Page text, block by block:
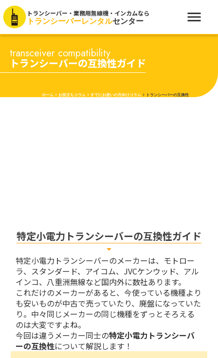
transceiver compatibility
トランシーバーの互換性ガイド
ホーム keyboard_arrow_right お役立ちコラム keyboard_arrow_right すでにお使いの方向けコラム keyboard_arrow_right トランシーバーの互換性
特定小電力トランシーバーの互換性ガイド
arrow_drop_down
特定小電力トランシーバーのメーカーは、モトロー
ラ、スタンダード、アイコム、JVCケンウッド、アル
インコ、八重洲無線など国内外に数社あります。
これだけのメーカーがあると、今使っている機種より
も安いものが中古で売っていたり、廃盤になっていた
り。中々同じメーカーの同じ機種をずっとそろえる
のは大変ですよね。
今回は違うメーカー同士の特定小電力トランシーバ
ーの互換性について解説します！
トランシーバー・業務用無線機・インカムなら
トランシーバーレンタルセンター menu